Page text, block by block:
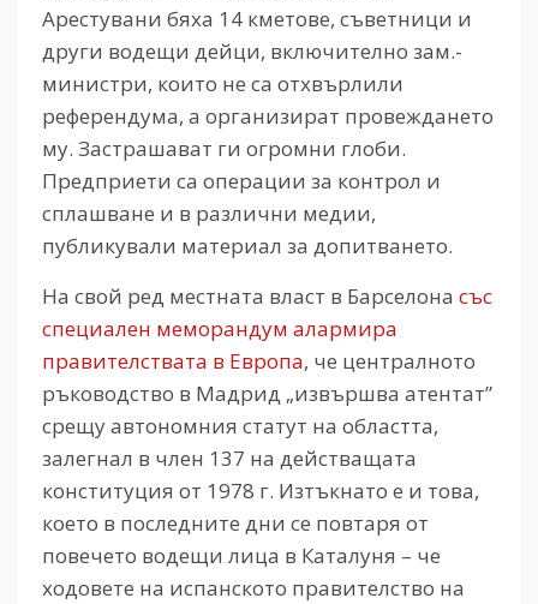
Арестувани бяха 14 кметове, съветници и
други водещи дейци, включително зам.-
министри, които не са отхвърлили
референдума, а организират провеждането
му. Застрашават ги огромни глоби.
Предприети са операции за контрол и
сплашване и в различни медии,
публикували материал за допитването.
На свой ред местната власт в Барселона със
специален меморандум алармира
правителствата в Европа, че централното
ръководство в Мадрид „извършва атентат”
срещу автономния статут на областта,
залегнал в член 137 на действащата
конституция от 1978 г. Изтъкнато е и това,
което в последните дни се повтаря от
повечето водещи лица в Каталуня – че
ходовете на испанското правителство на